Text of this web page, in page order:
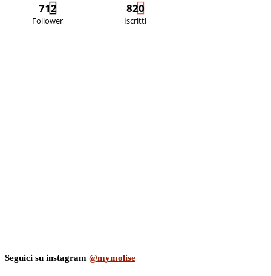
712
Follower
820
Iscritti
Seguici su instagram @mymolise